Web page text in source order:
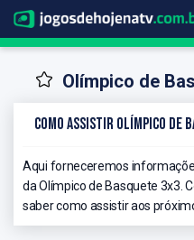
Olímpico de
Como Assistir Olímpico de
Aqui forneceremos
da Olímpico de Basquete 3x3.
saber como assistir aos